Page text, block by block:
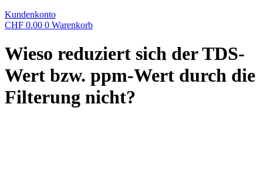
Kundenkonto
CHF 0.00 0 Warenkorb
Wieso reduziert sich der TDS-
Wert bzw. ppm-Wert durch die
Filterung nicht?